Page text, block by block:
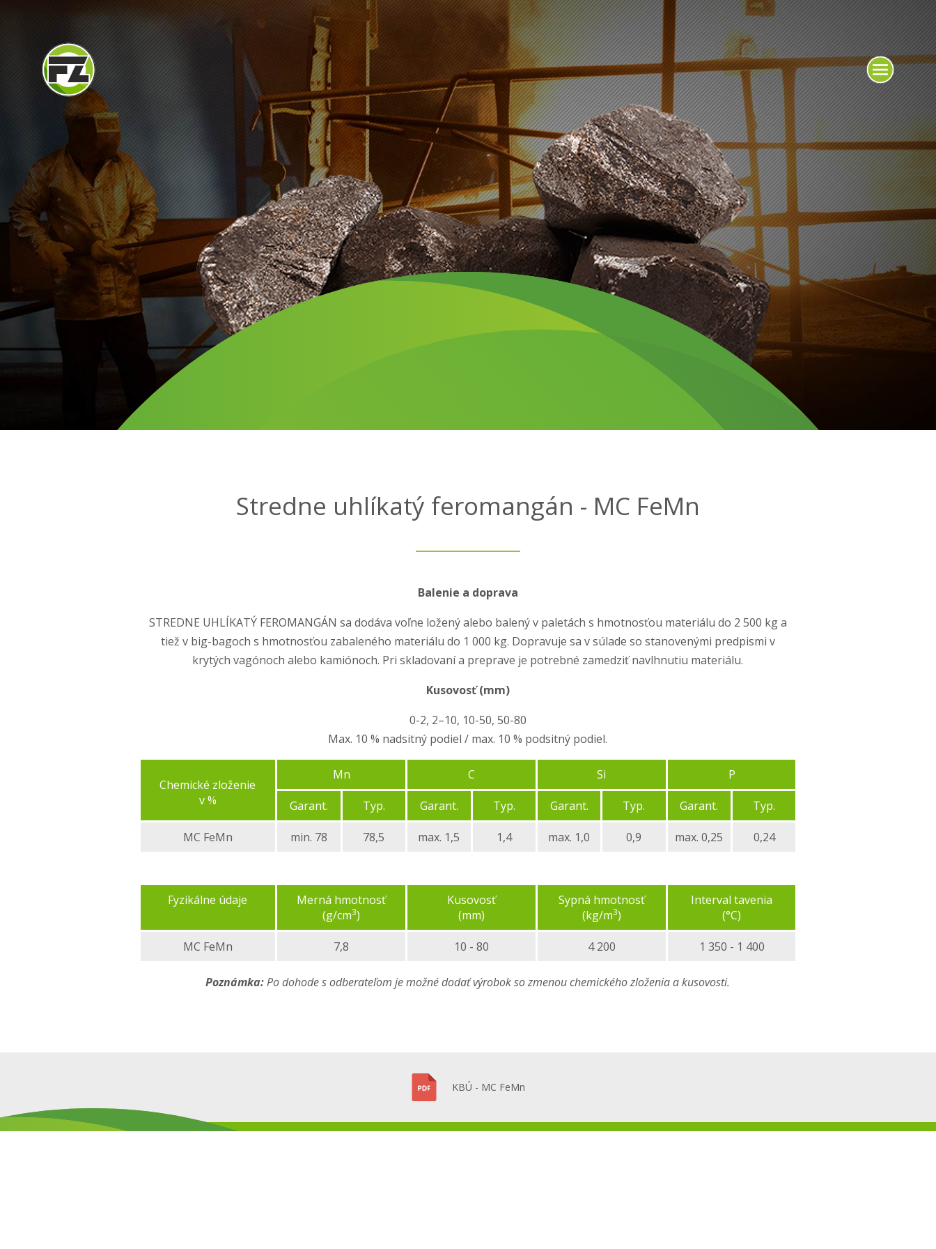
Stredne uhlíkatý feromangán - MC FeMn
Balenie a doprava
STREDNE UHLÍKATÝ FEROMANGÁN sa dodáva voľne ložený alebo balený v paletách s hmotnosťou materiálu do 2 500 kg a
tiež v big-bagoch s hmotnosťou zabaleného materiálu do 1 000 kg. Dopravuje sa v súlade so stanovenými predpismi v
krytých vagónoch alebo kamiónoch. Pri skladovaní a preprave je potrebné zamedziť navlhnutiu materiálu.
Kusovosť (mm)
0-2, 2–10, 10-50, 50-80
Max. 10 % nadsitný podiel / max. 10 % podsitný podiel.
Chemické zloženie
v %
Mn
Garant. Typ.
C
Garant. Typ.
Si
Garant. Typ.
P
Garant. Typ.
MC FeMn min. 78 78,5 max. 1,5 1,4 max. 1,0 0,9 max. 0,25 0,24
Fyzikálne údaje
Merná hmotnosť
(g/cm3)
Kusovosť
(mm)
Sypná hmotnosť
(kg/m3)
Interval tavenia
(°C)
MC FeMn 7,8 10 - 80 4 200 1 350 - 1 400
Poznámka:Po dohode s odberateľom je možné dodať výrobok so zmenou chemického zloženia a kusovosti.
KBÚ - MC FeMn